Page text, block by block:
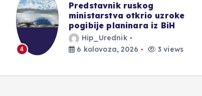
4
Predstavnik ruskog
ministarstva otkrio uzroke
pogibije planinara iz BiH
Hip_Urednik
6 kolovoza, 2026
3 views